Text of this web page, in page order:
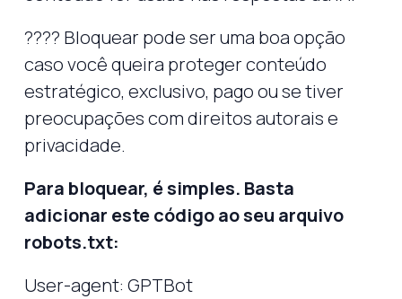
???? Bloquear pode ser uma boa opção
caso você queira proteger conteúdo
estratégico, exclusivo, pago ou se tiver
preocupações com direitos autorais e
privacidade.
Para bloquear, é simples. Basta
adicionar este código ao seu arquivo
robots.txt:
User-agent: GPTBot